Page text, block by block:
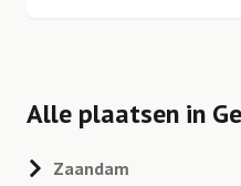
Alle plaatsen in
Zaandam